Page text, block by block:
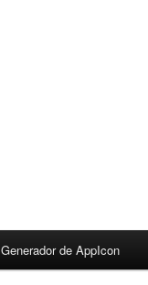
Generador de AppIcon